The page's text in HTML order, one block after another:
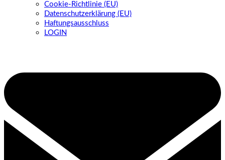
Cookie-Richtlinie (EU)
Datenschutzerklärung (EU)
Haftungsausschluss
LOGIN